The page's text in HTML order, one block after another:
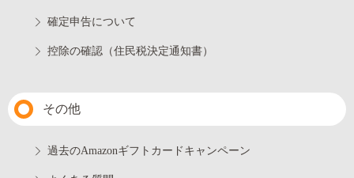
確定申告について
控除の確認（住民税決定通知書）
その他
過去のAmazonギフトカードキャンペーン